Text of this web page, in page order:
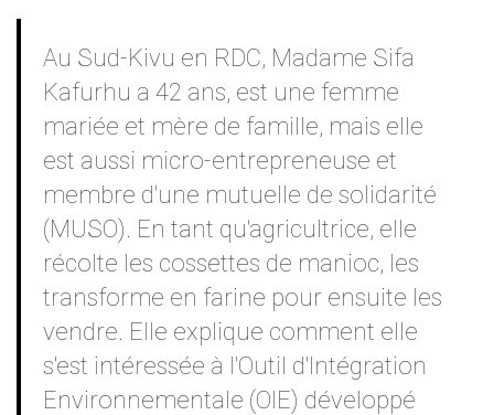
Au Sud-Kivu en RDC, Madame Sifa
Kafurhu a 42 ans, est une femme
mariée et mère de famille, mais elle
est aussi micro-entrepreneuse et
membre d'une mutuelle de solidarité
(MUSO). En tant qu'agricultrice, elle
récolte les cossettes de manioc, les
transforme en farine pour ensuite les
vendre. Elle explique comment elle
s'est intéressée à l'Outil d'Intégration
Environnementale (OIE) développé